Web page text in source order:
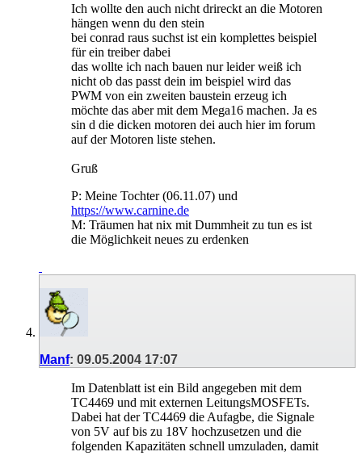
Ich wollte den auch nicht drireckt an die Motoren
hängen wenn du den stein
bei conrad raus suchst ist ein komplettes beispiel
für ein treiber dabei
das wollte ich nach bauen nur leider weiß ich
nicht ob das passt dein im beispiel wird das
PWM von ein zweiten baustein erzeug ich
möchte das aber mit dem Mega16 machen. Ja es
sin d die dicken motoren dei auch hier im forum
auf der Motoren liste stehen.
Gruß
P: Meine Tochter (06.11.07) und
https://www.carnine.de
M: Träumen hat nix mit Dummheit zu tun es ist
die Möglichkeit neues zu erdenken
Manf: 09.05.2004 17:07
Im Datenblatt ist ein Bild angegeben mit dem
TC4469 und mit externen LeitungsMOSFETs.
Dabei hat der TC4469 die Aufagbe, die Signale
von 5V auf bis zu 18V hochzusetzen und die
folgenden Kapazitäten schnell umzuladen, damit